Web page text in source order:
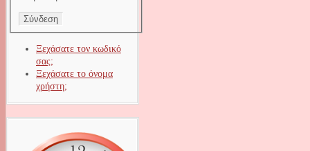
Ξεχάσατε τον κωδικό
σας;
Ξεχάσατε το όνομα
χρήστη;